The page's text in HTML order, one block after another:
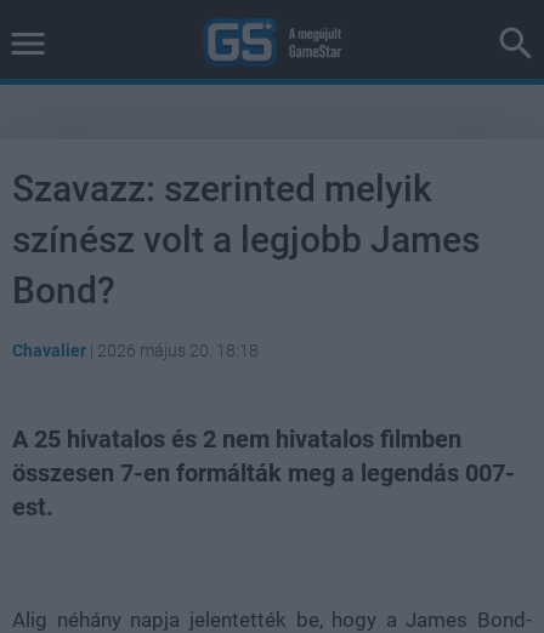
Szavazz: szerinted melyik
színész volt a legjobb James
Bond?
Chavalier | 2026 május 20. 18:18
A 25 hivatalos és 2 nem hivatalos filmben
összesen 7-en formálták meg a legendás 007-
est.
Alig néhány napja jelentették be, hogy a James Bond-